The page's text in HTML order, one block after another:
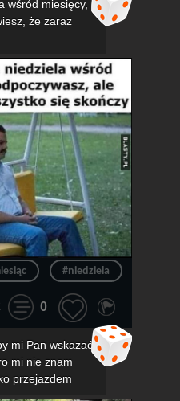
wśród miesięcy,
że zaraz
#niedziela
0
mi Pan wskazać
mi nie znam
przejazdem